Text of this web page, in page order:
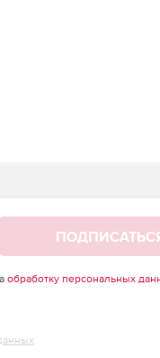
обработку персональных